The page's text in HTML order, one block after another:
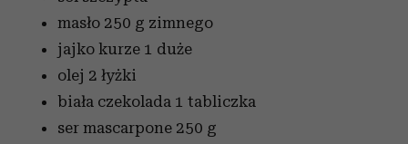
masło 250 g zimnego
jajko kurze 1 duże
olej 2 łyżki
biała czekolada 1 tabliczka
ser mascarpone 250 g